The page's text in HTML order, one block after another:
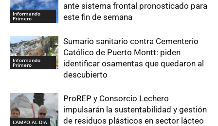
Informando
Primero
ante sistema frontal pronosticado para
este fin de semana
Informando
Primero
Sumario sanitario contra Cementerio
Católico de Puerto Montt: piden
identificar osamentas que quedaron al
descubierto
CAMPO AL DIA
ProREP y Consorcio Lechero
impulsarán la sustentabilidad y gestión
de residuos plásticos en sector lácteo